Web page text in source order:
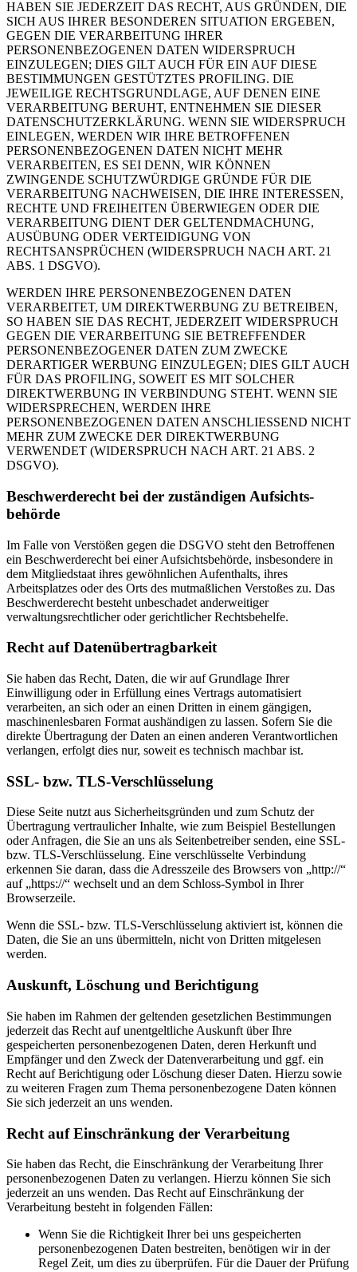
HABEN SIE JEDERZEIT DAS RECHT, AUS GRÜNDEN, DIE
SICH AUS IHRER BESONDEREN SITUATION ERGEBEN,
GEGEN DIE VERARBEITUNG IHRER
PERSONENBEZOGENEN DATEN WIDERSPRUCH
EINZULEGEN; DIES GILT AUCH FÜR EIN AUF DIESE
BESTIMMUNGEN GESTÜTZTES PROFILING. DIE
JEWEILIGE RECHTSGRUNDLAGE, AUF DENEN EINE
VERARBEITUNG BERUHT, ENTNEHMEN SIE DIESER
DATENSCHUTZERKLÄRUNG. WENN SIE WIDERSPRUCH
EINLEGEN, WERDEN WIR IHRE BETROFFENEN
PERSONENBEZOGENEN DATEN NICHT MEHR
VERARBEITEN, ES SEI DENN, WIR KÖNNEN
ZWINGENDE SCHUTZWÜRDIGE GRÜNDE FÜR DIE
VERARBEITUNG NACHWEISEN, DIE IHRE INTERESSEN,
RECHTE UND FREIHEITEN ÜBERWIEGEN ODER DIE
VERARBEITUNG DIENT DER GELTENDMACHUNG,
AUSÜBUNG ODER VERTEIDIGUNG VON
RECHTSANSPRÜCHEN (WIDERSPRUCH NACH ART. 21
ABS. 1 DSGVO).
WERDEN IHRE PERSONENBEZOGENEN DATEN
VERARBEITET, UM DIREKTWERBUNG ZU BETREIBEN,
SO HABEN SIE DAS RECHT, JEDERZEIT WIDERSPRUCH
GEGEN DIE VERARBEITUNG SIE BETREFFENDER
PERSONENBEZOGENER DATEN ZUM ZWECKE
DERARTIGER WERBUNG EINZULEGEN; DIES GILT AUCH
FÜR DAS PROFILING, SOWEIT ES MIT SOLCHER
DIREKTWERBUNG IN VERBINDUNG STEHT. WENN SIE
WIDERSPRECHEN, WERDEN IHRE
PERSONENBEZOGENEN DATEN ANSCHLIESSEND NICHT
MEHR ZUM ZWECKE DER DIREKTWERBUNG
VERWENDET (WIDERSPRUCH NACH ART. 21 ABS. 2
DSGVO).
Beschwerde­recht bei der zuständigen Aufsichts­
behörde
Im Falle von Verstößen gegen die DSGVO steht den Betroffenen
ein Beschwerderecht bei einer Aufsichtsbehörde, insbesondere in
dem Mitgliedstaat ihres gewöhnlichen Aufenthalts, ihres
Arbeitsplatzes oder des Orts des mutmaßlichen Verstoßes zu. Das
Beschwerderecht besteht unbeschadet anderweitiger
verwaltungsrechtlicher oder gerichtlicher Rechtsbehelfe.
Recht auf Daten­übertrag­barkeit
Sie haben das Recht, Daten, die wir auf Grundlage Ihrer
Einwilligung oder in Erfüllung eines Vertrags automatisiert
verarbeiten, an sich oder an einen Dritten in einem gängigen,
maschinenlesbaren Format aushändigen zu lassen. Sofern Sie die
direkte Übertragung der Daten an einen anderen Verantwortlichen
verlangen, erfolgt dies nur, soweit es technisch machbar ist.
SSL- bzw. TLS-Verschlüsselung
Diese Seite nutzt aus Sicherheitsgründen und zum Schutz der
Übertragung vertraulicher Inhalte, wie zum Beispiel Bestellungen
oder Anfragen, die Sie an uns als Seitenbetreiber senden, eine SSL-
bzw. TLS-Verschlüsselung. Eine verschlüsselte Verbindung
erkennen Sie daran, dass die Adresszeile des Browsers von „http://“
auf „https://“ wechselt und an dem Schloss-Symbol in Ihrer
Browserzeile.
Wenn die SSL- bzw. TLS-Verschlüsselung aktiviert ist, können die
Daten, die Sie an uns übermitteln, nicht von Dritten mitgelesen
werden.
Auskunft, Löschung und Berichtigung
Sie haben im Rahmen der geltenden gesetzlichen Bestimmungen
jederzeit das Recht auf unentgeltliche Auskunft über Ihre
gespeicherten personenbezogenen Daten, deren Herkunft und
Empfänger und den Zweck der Datenverarbeitung und ggf. ein
Recht auf Berichtigung oder Löschung dieser Daten. Hierzu sowie
zu weiteren Fragen zum Thema personenbezogene Daten können
Sie sich jederzeit an uns wenden.
Recht auf Einschränkung der Verarbeitung
Sie haben das Recht, die Einschränkung der Verarbeitung Ihrer
personenbezogenen Daten zu verlangen. Hierzu können Sie sich
jederzeit an uns wenden. Das Recht auf Einschränkung der
Verarbeitung besteht in folgenden Fällen:
Wenn Sie die Richtigkeit Ihrer bei uns gespeicherten
personenbezogenen Daten bestreiten, benötigen wir in der
Regel Zeit, um dies zu überprüfen. Für die Dauer der Prüfung